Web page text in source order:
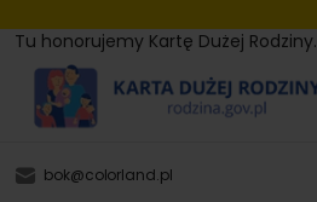
Tu honorujemy Kartę Dużej Rodziny.
bok@colorland.pl